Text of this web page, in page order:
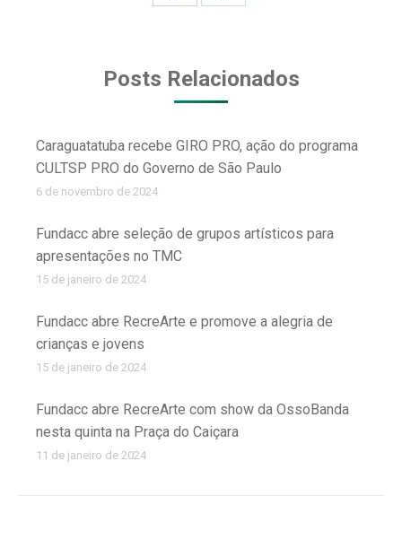
Posts Relacionados
Caraguatatuba recebe GIRO PRO, ação do programa
CULTSP PRO do Governo de São Paulo
6 de novembro de 2024
Fundacc abre seleção de grupos artísticos para
apresentações no TMC
15 de janeiro de 2024
Fundacc abre RecreArte e promove a alegria de
crianças e jovens
15 de janeiro de 2024
Fundacc abre RecreArte com show da OssoBanda
nesta quinta na Praça do Caiçara
11 de janeiro de 2024